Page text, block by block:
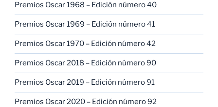
Premios Oscar 1968 – Edición número 40
Premios Oscar 1969 – Edición número 41
Premios Oscar 1970 – Edición número 42
Premios Oscar 2018 – Edición número 90
Premios Oscar 2019 – Edición número 91
Premios Oscar 2020 – Edición número 92